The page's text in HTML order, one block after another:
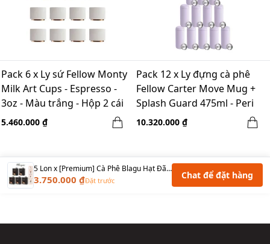
Pack 6 x Ly sứ Fellow Monty
Milk Art Cups - Espresso -
3oz - Màu trắng - Hộp 2 cái
5.460.000 ₫
Pack 12 x Ly đựng cà phê
Fellow Carter Move Mug +
Splash Guard 475ml - Peri
Twinkle
10.320.000 ₫
5 Lon x [Premium] Cà Phê Blagu Hạt Đã Rang Premium Gesha Panama - Light - 200g
3.750.000 ₫Đặt trước Chat để đặt hàng